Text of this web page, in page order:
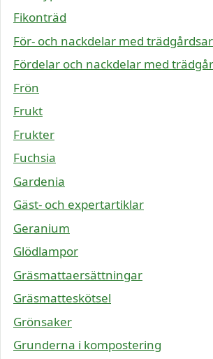
Fikonträd
För- och nackdelar med
Fördelar och nackdelar med
Frön
Frukt
Frukter
Fuchsia
Gardenia
Gäst- och expertartiklar
Geranium
Glödlampor
Gräsmattaersättningar
Gräsmatteskötsel
Grönsaker
Grunderna i kompostering